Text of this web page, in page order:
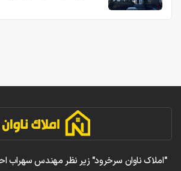
"املاک ناوان سرخرود" زیر نظر مهندس سهراب